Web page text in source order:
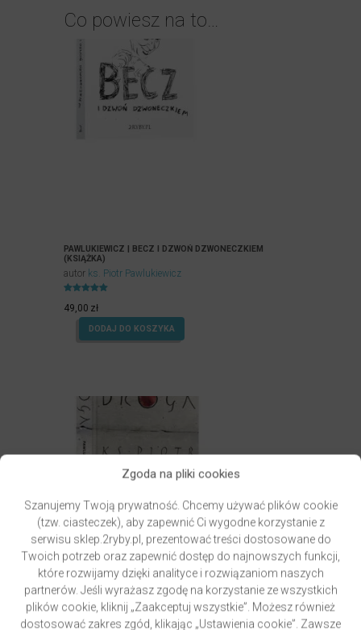
Zgoda na pliki cookies
Szanujemy Twoją prywatność. Chcemy używać plików cookie
(tzw. ciasteczek), aby zapewnić Ci wygodne korzystanie z
serwisu sklep.2ryby.pl, prezentować treści dostosowane do
Twoich potrzeb oraz zapewnić dostęp do najnowszych funkcji,
które rozwijamy dzięki analityce i rozwiązaniom naszych
partnerów. Jeśli wyrażasz zgodę na korzystanie ze wszystkich
plików cookie, kliknij „Zaakceptuj wszystkie”. Możesz również
dostosować zakres zgód, klikając „Ustawienia cookie”. Zawsze
Co powiesz na to…
PAWLUKIEWICZ | BECZ I DZWOŃ DZWONECZKIEM
(KSIĄŻKA)
autor ks. Piotr Pawlukiewicz
4.99
na 5.
49,00 zł
DODAJ DO KOSZYKA
GRZYWOCZ & PAWLUKIEWICZ | DROGA
autor ks. Piotr Pawlukiewicz ks. Krzysztof Grzywocz